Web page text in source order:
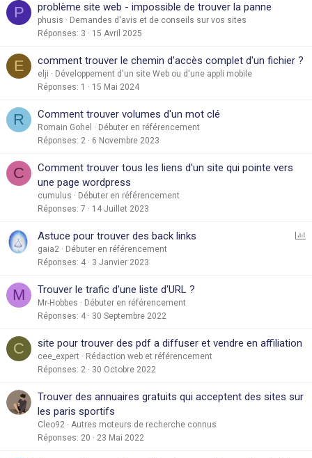
P problème site web - impossible de trouver la panne
phusis
Demandes d'avis et de conseils sur vos sites
Réponses 3 15 Avril 2025
E comment trouver le chemin d'accès complet d'un fichier ?
elji
Développement d'un site Web ou d'une appli mobile
Réponses 1 15 Mai 2024
R Comment trouver volumes d'un mot clé
Romain Gohel
Débuter en référencement
Réponses 2 6 Novembre 2023
C
Comment trouver tous les liens d'un site qui pointe vers
une page wordpress
cumulus
Débuter en référencement
Réponses 7 14 Juillet 2023
Astuce pour trouver des back links
gaia2
Débuter en référencement
Réponses 4 3 Janvier 2023
M Trouver le trafic d'une liste d'URL ?
Mr-Hobbes
Débuter en référencement
Réponses 4 30 Septembre 2022
C site pour trouver des pdf a diffuser et vendre en affiliation
cee_expert
Rédaction web et référencement
Réponses 2 30 Octobre 2022
Trouver des annuaires gratuits qui acceptent des sites sur
les paris sportifs
Cleo92
Autres moteurs de recherche connus
Réponses 20 23 Mai 2022